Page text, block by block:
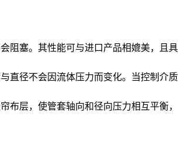
阻塞。其性能可与进口产品相媲美，且具
直径不会因流体压力而变化。当控制介质
布层，使管套轴向和径向压力相互平衡，